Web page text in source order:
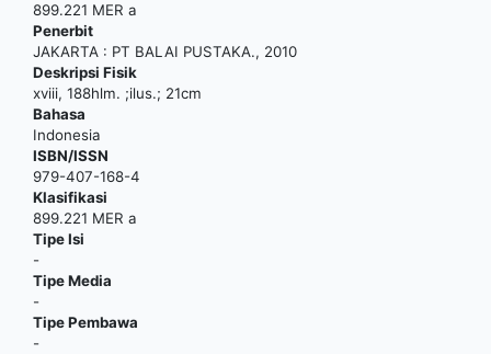
899.221 MER a
Penerbit
JAKARTA : PT BALAI PUSTAKA., 2010
Deskripsi Fisik
xviii, 188hlm. ;ilus.; 21cm
Bahasa
Indonesia
ISBN/ISSN
979-407-168-4
Klasifikasi
899.221 MER a
Tipe Isi
-
Tipe Media
-
Tipe Pembawa
-